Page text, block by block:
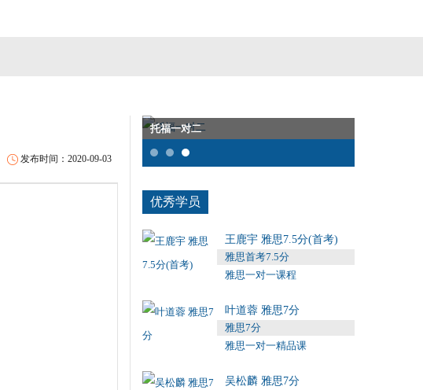
发布时间：2020-09-03
托福一对二
优秀学员
王鹿宇 雅思7.5分(首考)
雅思首考7.5分
雅思一对一课程
叶道蓉 雅思7分
雅思7分
雅思一对一精品课
吴松麟 雅思7分